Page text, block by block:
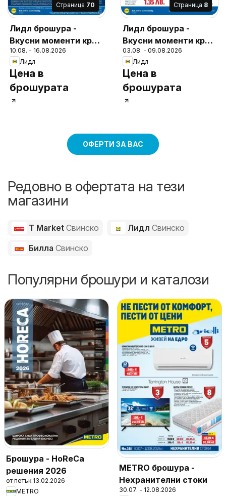
Cтраница 70
Лидл брошура -
Вкусни моменти край
грила
10.08. - 16.08.2026
Лидл
Цена в
брошурата
Cтраница 8
Лидл брошура -
Вкусни моменти край
грила
03.08. - 09.08.2026
Лидл
Цена в
брошурата
ОФЕРТИ ЗА ВАС
Редовно в офертата на тези
магазини
T Market Свинско ЛидлСвинско
Билла Свинско
Популярни брошури и каталози
Брошура - HoReCa
решения 2026
от петък 13.02.2026
METRO
METRO брошура -
Нехранителни стоки
30.07. - 12.08.2026